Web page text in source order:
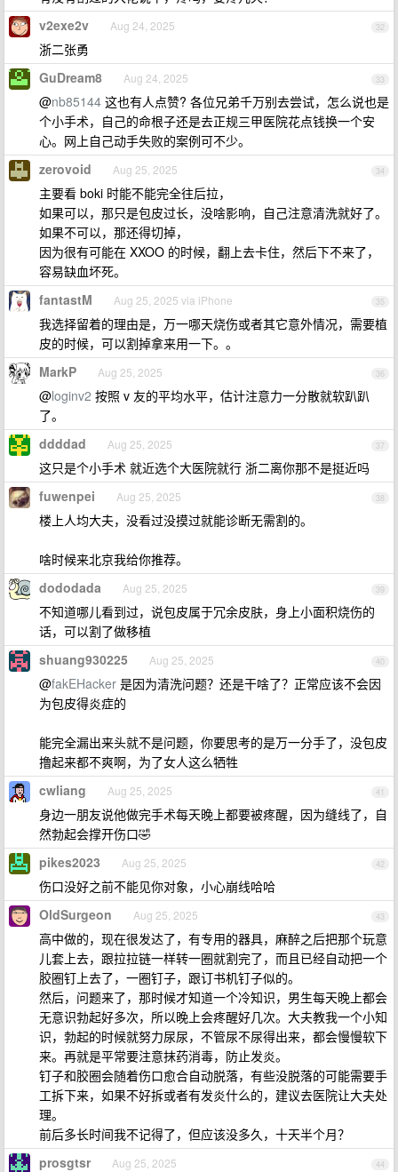
32
v2exe2v Aug 24, 2025
浙二张勇
33
GuDream8 Aug 24, 2025
@nb85144 这也有人点赞? 各位兄弟千万别去尝试，怎么说也是
个小手术，自己的命根子还是去正规三甲医院花点钱换一个安
心。网上自己动手失败的案例可不少。
34
zerovoid Aug 25, 2025
主要看 boki 时能不能完全往后拉，
如果可以，那只是包皮过长，没啥影响，自己注意清洗就好了。
如果不可以，那还得切掉，
因为很有可能在 XXOO 的时候，翻上去卡住，然后下不来了，
容易缺血坏死。
35
fantastM Aug 25, 2025 via iPhone
我选择留着的理由是，万一哪天烧伤或者其它意外情况，需要植
皮的时候，可以割掉拿来用一下。。
36
MarkP Aug 25, 2025
@loginv2 按照 v 友的平均水平，估计注意力一分散就软趴趴
了。
37
ddddad Aug 25, 2025
这只是个小手术 就近选个大医院就行 浙二离你那不是挺近吗
38
fuwenpei Aug 25, 2025
楼上人均大夫，没看过没摸过就能诊断无需割的。
啥时候来北京我给你推荐。
39
dododada Aug 25, 2025
不知道哪儿看到过，说包皮属于冗余皮肤，身上小面积烧伤的
话，可以割了做移植
40
shuang930225 Aug 25, 2025
@fakEHacker 是因为清洗问题？还是干啥了？正常应该不会因
为包皮得炎症的
能完全漏出来头就不是问题，你要思考的是万一分手了，没包皮
撸起来都不爽啊，为了女人这么牺牲
41
cwliang Aug 25, 2025
身边一朋友说他做完手术每天晚上都要被疼醒，因为缝线了，自
然勃起会撑开伤口🤣
42
pikes2023 Aug 25, 2025
伤口没好之前不能见你对象，小心崩线哈哈
43
OldSurgeon Aug 25, 2025
高中做的，现在很发达了，有专用的器具，麻醉之后把那个玩意
儿套上去，跟拉拉链一样转一圈就割完了，而且已经自动把一个
胶圈钉上去了，一圈钉子，跟订书机钉子似的。
然后，问题来了，那时候才知道一个冷知识，男生每天晚上都会
无意识勃起好多次，所以晚上会疼醒好几次。大夫教我一个小知
识，勃起的时候就努力尿尿，不管尿不尿得出来，都会慢慢软下
来。再就是平常要注意抹药消毒，防止发炎。
钉子和胶圈会随着伤口愈合自动脱落，有些没脱落的可能需要手
工拆下来，如果不好拆或者有发炎什么的，建议去医院让大夫处
理。
前后多长时间我不记得了，但应该没多久，十天半个月？
44
prosgtsr Aug 25, 2025